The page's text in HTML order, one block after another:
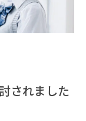
されました